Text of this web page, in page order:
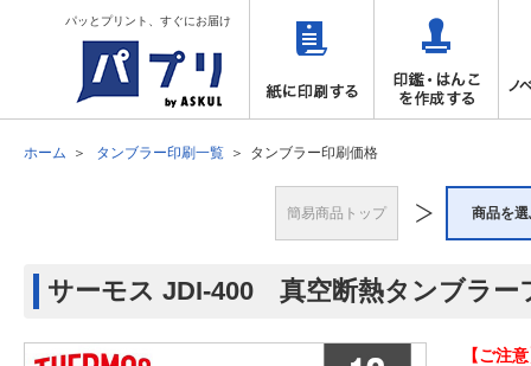
パッとプリント、すぐにお届け
ホーム タンブラー印刷一覧 タンブラー印刷価格
簡易商品トップ 商品を
サーモス JDI-400 真空断熱タンブラ
【ご注